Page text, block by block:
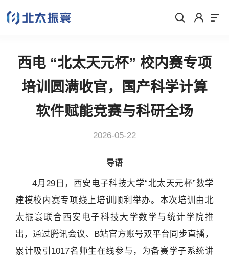
西电 “北太天元杯” 校内赛专项
培训圆满收官，国产科学计算
软件赋能竞赛与科研全场
2026-05-22
导语
4月29日，西安电子科技大学“北太天元杯”数学
建模校内赛专项线上培训顺利举办。本次培训由北
太振寰联合西安电子科技大学数学与统计学院推
出，通过腾讯会议、B站官方账号双平台同步直播，
累计吸引1017名师生在线参与，为备赛学子系统讲